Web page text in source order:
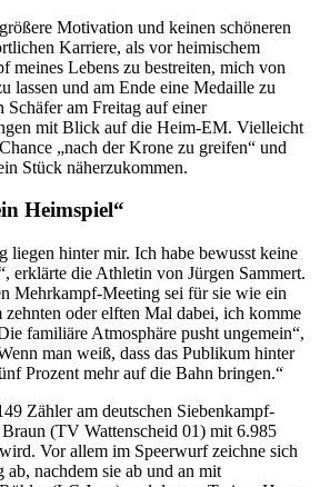
Motivation und keinen schöneren
Karriere, als vor heimischem
meines Lebens zu bestreiten, mich von
lassen und am Ende eine Medaille zu
Schäfer am Freitag auf einer
mit Blick auf die Heim-EM. Vielleicht
„nach der Krone zu greifen“ und
Stück näherzukommen.
Heimspiel“
liegen hinter mir. Ich habe bewusst keine
erklärte die Athletin von Jürgen Sammert.
Mehrkampf-Meeting sei für sie wie ein
oder elften Mal dabei, ich komme
familiäre Atmosphäre pusht ungemein“,
man weiß, dass das Publikum hinter
Prozent mehr auf die Bahn bringen.“
Zähler am deutschen Siebenkampf-
(TV Wattenscheid 01) mit 6.985
Vor allem im Speerwurf zeichne sich
ab, nachdem sie ab und an mit